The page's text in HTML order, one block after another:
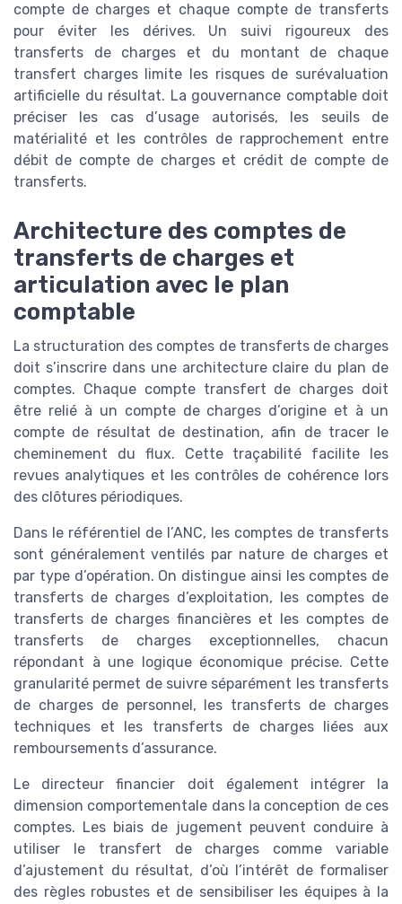
compte de charges et chaque compte de transferts
pour éviter les dérives. Un suivi rigoureux des
transferts de charges et du montant de chaque
transfert charges limite les risques de surévaluation
artificielle du résultat. La gouvernance comptable doit
préciser les cas d’usage autorisés, les seuils de
matérialité et les contrôles de rapprochement entre
débit de compte de charges et crédit de compte de
transferts.
Architecture des comptes de
transferts de charges et
articulation avec le plan
comptable
La structuration des comptes de transferts de charges
doit s’inscrire dans une architecture claire du plan de
comptes. Chaque compte transfert de charges doit
être relié à un compte de charges d’origine et à un
compte de résultat de destination, afin de tracer le
cheminement du flux. Cette traçabilité facilite les
revues analytiques et les contrôles de cohérence lors
des clôtures périodiques.
Dans le référentiel de l’ANC, les comptes de transferts
sont généralement ventilés par nature de charges et
par type d’opération. On distingue ainsi les comptes de
transferts de charges d’exploitation, les comptes de
transferts de charges financières et les comptes de
transferts de charges exceptionnelles, chacun
répondant à une logique économique précise. Cette
granularité permet de suivre séparément les transferts
de charges de personnel, les transferts de charges
techniques et les transferts de charges liées aux
remboursements d’assurance.
Le directeur financier doit également intégrer la
dimension comportementale dans la conception de ces
comptes. Les biais de jugement peuvent conduire à
utiliser le transfert de charges comme variable
d’ajustement du résultat, d’où l’intérêt de formaliser
des règles robustes et de sensibiliser les équipes à la